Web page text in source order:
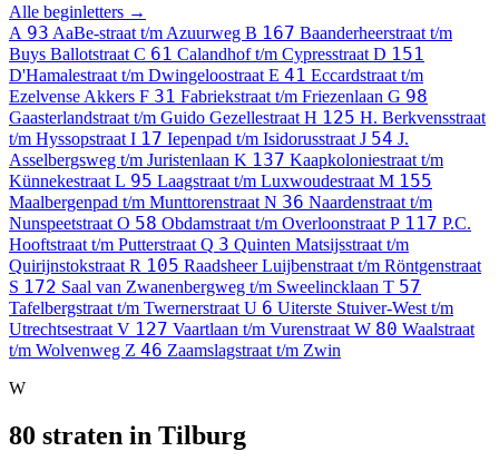
Alle beginletters →
A 93 AaBe-straat t/m Azuurweg B 167 Baanderheerstraat t/m
Buys Ballotstraat C 61 Calandhof t/m Cypresstraat D 151
D'Hamalestraat t/m Dwingeloostraat E 41 Eccardstraat t/m
Ezelvense Akkers F 31 Fabriekstraat t/m Friezenlaan G 98
Gaasterlandstraat t/m Guido Gezellestraat H 125 H. Berkvensstraat
t/m Hyssopstraat I 17 Iepenpad t/m Isidorusstraat J 54 J.
Asselbergsweg t/m Juristenlaan K 137 Kaapkoloniestraat t/m
Künnekestraat L 95 Laagstraat t/m Luxwoudestraat M 155
Maalbergenpad t/m Munttorenstraat N 36 Naardenstraat t/m
Nunspeetstraat O 58 Obdamstraat t/m Overloonstraat P 117 P.C.
Hooftstraat t/m Putterstraat Q 3 Quinten Matsijsstraat t/m
Quirijnstokstraat R 105 Raadsheer Luijbenstraat t/m Röntgenstraat
S 172 Saal van Zwanenbergweg t/m Sweelincklaan T 57
Tafelbergstraat t/m Twernerstraat U 6 Uiterste Stuiver-West t/m
Utrechtsestraat V 127 Vaartlaan t/m Vurenstraat W 80 Waalstraat
t/m Wolvenweg Z 46 Zaamslagstraat t/m Zwin
W
80 straten in Tilburg